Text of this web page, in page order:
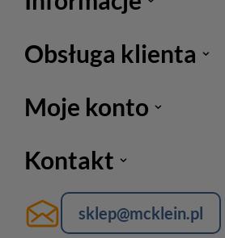
Obsługa klienta
Moje konto
Kontakt
sklep@mcklein.pl